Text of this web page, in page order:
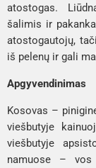
atostogas.
šalimis ir
atostogautojų,
iš pelenų ir gali
Apgyvendinimas
Kosovas –
viešbutyje
viešbutyje
namuose –